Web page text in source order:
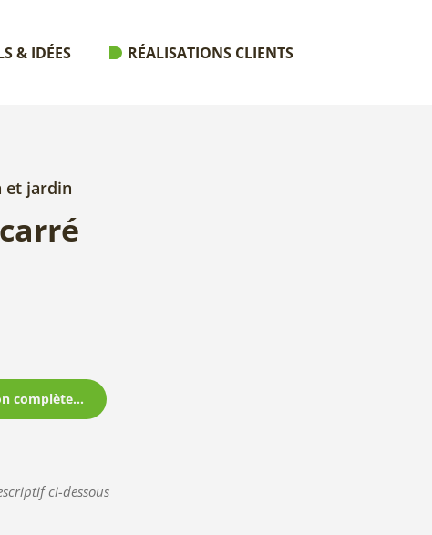
& IDÉES RÉALISATIONS CLIENTS
et jardin
complète...
ci-dessous